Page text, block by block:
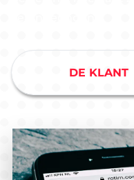
DE KLANT